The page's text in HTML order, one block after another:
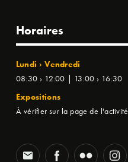
Horaires
Lundi › Vendredi
08:30 › 12:00 | 13:00 › 16:30
Expositions
À vérifier sur la page de l'activité